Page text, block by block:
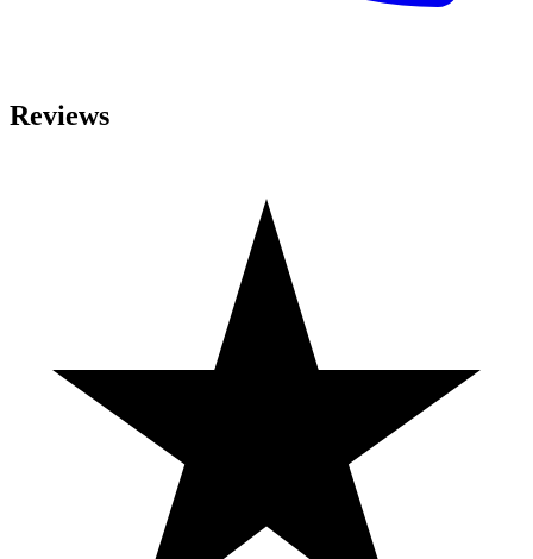
Reviews